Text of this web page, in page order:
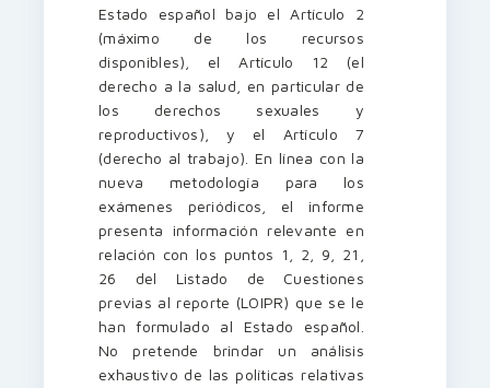
Estado español bajo el Artículo 2
(máximo de los recursos
disponibles), el Artículo 12 (el
derecho a la salud, en particular de
los derechos sexuales y
reproductivos), y el Artículo 7
(derecho al trabajo). En línea con la
nueva metodología para los
exámenes periódicos, el informe
presenta información relevante en
relación con los puntos 1, 2, 9, 21,
26 del Listado de Cuestiones
previas al reporte (LOIPR) que se le
han formulado al Estado español.
No pretende brindar un análisis
exhaustivo de las políticas relativas